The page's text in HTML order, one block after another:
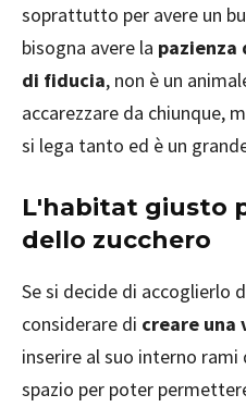
soprattutto per avere un
bisogna avere la pazienza
di fiducia, non è un
accarezzare da chiunque,
si lega tanto ed è un
L'habitat giusto
dello zucchero
Se si decide di accoglierlo
considerare di creare una
inserire al suo interno
spazio per poter